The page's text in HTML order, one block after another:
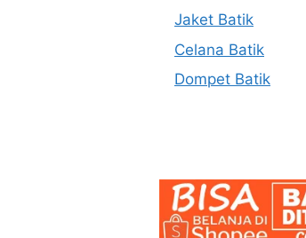
Jaket Batik
Celana Batik
Dompet Batik